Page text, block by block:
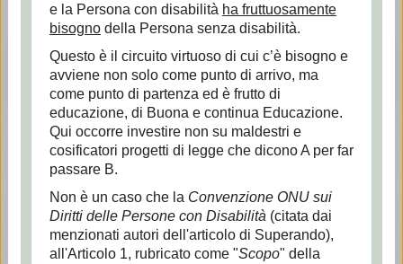
e la Persona con disabilità ha fruttuosamente
bisognodella Persona senza disabilità.
Questo è il circuito virtuoso di cui c’è bisogno e
avviene non solo come punto di arrivo, ma
come punto di partenza ed è frutto di
educazione, di Buona e continua Educazione.
Qui occorre investire non su maldestri e
cosificatori progetti di legge che dicono A per far
passare B.
Non è un caso che la Convenzione ONU sui
Diritti delle Persone con Disabilità (citata dai
menzionati autori dell'articolo di Superando),
all'Articolo 1, rubricato come "Scopo" della